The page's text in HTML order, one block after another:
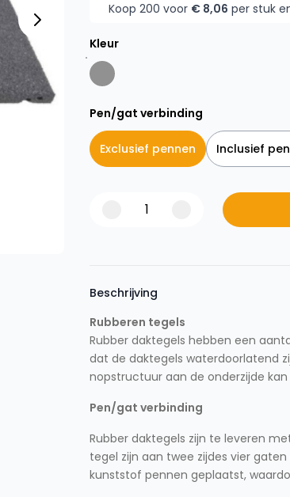
Koop 200 voor € 8,06 per stuk
Kleur
Pen/gat verbinding
Exclusief pennen Inclusief
Beschrijving
Rubberen tegels
Rubber daktegels hebben een
dat de daktegels waterdoorlatend
nopstructuur aan de onderzijde kan
Pen/gat verbinding
Rubber daktegels zijn te leveren
tegel zijn aan twee zijdes vier
kunststof pennen geplaatst,